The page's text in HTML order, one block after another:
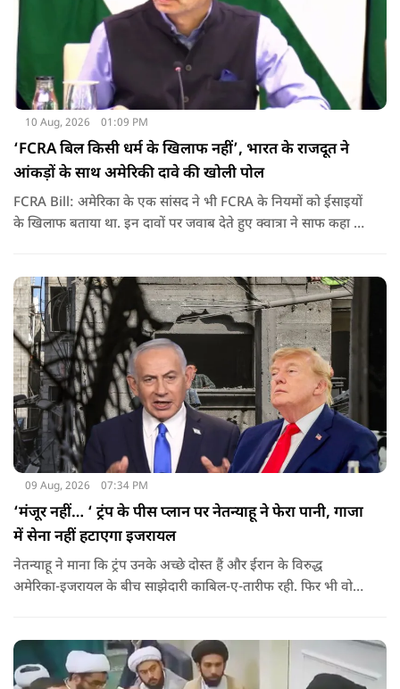
10 Aug, 2026 01:09 PM
‘FCRA बिल किसी धर्म के खिलाफ नहीं’, भारत के राजदूत ने
आंकड़ों के साथ अमेरिकी दावे की खोली पोल
FCRA Bill: अमेरिका के एक सांसद ने भी FCRA के नियमों को ईसाइयों
के खिलाफ बताया था. इन दावों पर जवाब देते हुए क्वात्रा ने साफ कहा कि
पारदर्शिता, जवाबदेही और देश की सुरक्षा से जुड़े पहलू इस कानून के केंद्र
में हैं.
09 Aug, 2026 07:34 PM
‘मंजूर नहीं… ‘ ट्रंप के पीस प्लान पर नेतन्याहू ने फेरा पानी, गाजा
में सेना नहीं हटाएगा इजरायल
नेतन्याहू ने माना कि ट्रंप उनके अच्छे दोस्त हैं और ईरान के विरुद्ध
अमेरिका-इजरायल के बीच साझेदारी काबिल-ए-तारीफ रही. फिर भी वो